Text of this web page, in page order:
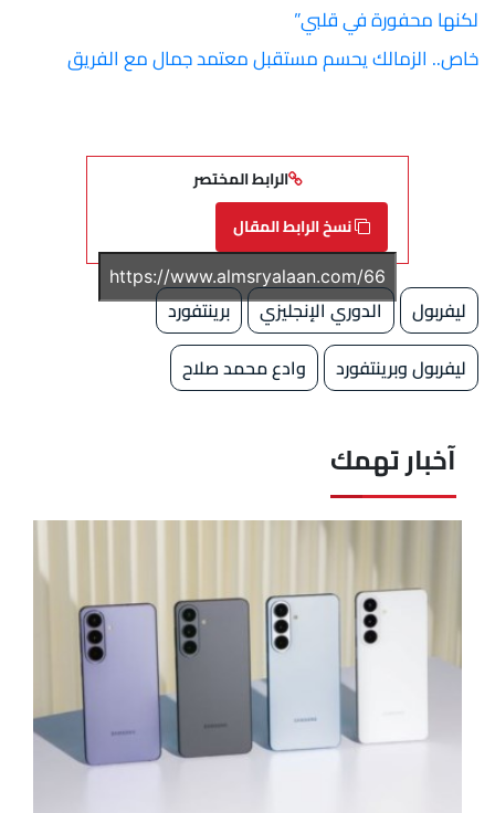
لكنها محفورة في قلبي”
خاص.. الزمالك يحسم مستقبل معتمد جمال مع الفريق
الرابط المختصر
نسخ الرابط المقال
ليفربول الدوري الإنجليزي
برينتفورد
ليفربول وبرينتفورد
وادع محمد صلاح
آخبار تهمك